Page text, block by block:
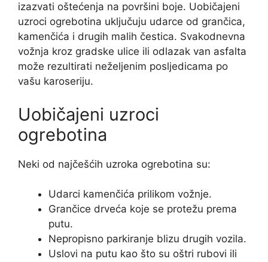
izazvati oštećenja na površini boje. Uobičajeni
uzroci ogrebotina uključuju udarce od grančica,
kamenčića i drugih malih čestica. Svakodnevna
vožnja kroz gradske ulice ili odlazak van asfalta
može rezultirati neželjenim posljedicama po
vašu karoseriju.
Uobičajeni uzroci
ogrebotina
Neki od najčešćih uzroka ogrebotina su:
Udarci kamenčića prilikom vožnje.
Grančice drveća koje se protežu prema
putu.
Nepropisno parkiranje blizu drugih vozila.
Uslovi na putu kao što su oštri rubovi ili